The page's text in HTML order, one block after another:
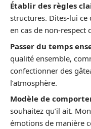
Établir des règles
structures. Dites-lui ce
en cas de non-respect
Passer du temps
qualité ensemble,
confectionner des
l’atmosphère.
Modèle de
souhaitez qu’il ait.
émotions de manière